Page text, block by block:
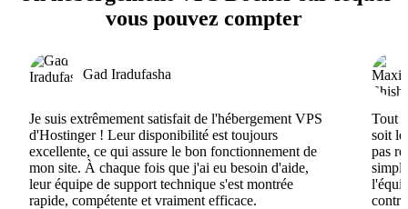
vous pouvez compter
Gad Iradufasha
Je suis extrêmement satisfait de l'hébergement VPS
d'Hostinger ! Leur disponibilité est toujours
excellente, ce qui assure le bon fonctionnement de
mon site. À chaque fois que j'ai eu besoin d'aide,
leur équipe de support technique s'est montrée
rapide, compétente et vraiment efficace.
Tout
soit
pas